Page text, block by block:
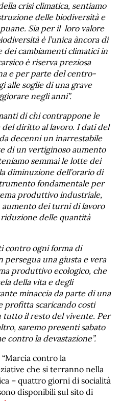
crisi climatica, sentiamo
delle biodiversità e
Sia per il loro valore
è l’unica àncora di
dei cambiamenti climatici in
è riserva preziosa
e per parte del centro-
alle soglie di una grave
negli anni”.
di chi contrappone le
diritto al lavoro. I dati del
decenni un inarrestabile
di un vertiginoso aumento
semmai le lotte dei
diminuzione dell’orario di
fondamentale per
produttivo industriale,
dei turni di lavoro
riduzione delle quantità
contro ogni forma di
persegua una giusta e vera
produttivo ecologico, che
della vita e degli
minaccia da parte di una
profitta scaricando costi
tutto il resto del vivente. Per
saremo presenti sabato
contro la devastazione”.
contro la
che si terranno nella
– quattro giorni di socialità
disponibili sul sito di